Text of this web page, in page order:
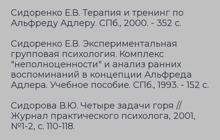
Сидоренко Е.В. Терапия и тренинг по
Альфреду Адлеру. СПб., 2000. - 352 с.
Сидоренко Е.В. Экспериментальная
групповая психология. Комплекс
"неполноценности" и анализ ранних
воспоминаний в концепции Альфреда
Адлера. Учебное пособие. СПб., 1993. - 152 с.
Сидорова В.Ю. Четыре задачи горя //
Журнал практического психолога, 2001,
№1-2, с. 110-118.